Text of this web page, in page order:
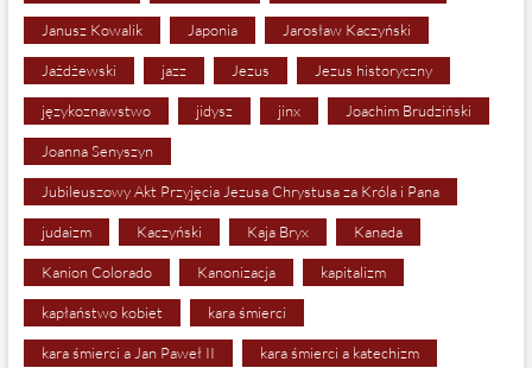
Janusz Kowalik Japonia Jarosław Kaczyński
Jażdżewski jazz Jezus Jezus historyczny
językoznawstwo jidysz jinx Joachim Brudziński
Joanna Senyszyn
Jubileuszowy Akt Przyjęcia Jezusa Chrystusa za Króla i Pana
judaizm Kaczyński Kaja Bryx Kanada
Kanion Colorado Kanonizacja kapitalizm
kapłaństwo kobiet kara śmierci
kara śmierci a Jan Paweł II kara śmierci a katechizm